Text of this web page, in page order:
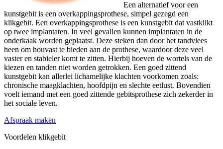
Een alternatief voor een
kunstgebit is een overkappingsprothese, simpel gezegd een
klikgebit. Een overkappingsprothese is een kunstgebit dat vastklikt
op twee implantaten. In veel gevallen kunnen implantaten in de
onderkaak worden geplaatst. Deze steken dan door het tandvlees
heen om houvast te bieden aan de prothese, waardoor deze veel
vaster en stabieler komt te zitten. Hierbij hoeven de wortels van de
kiezen en tanden niet worden getrokken. Een goed zittend
kunstgebit kan allerlei lichamelijke klachten voorkomen zoals:
chronische maagklachten, hoofdpijn en slechte eetlust. Bovendien
voelt iemand met een goed zittende gebitsprothese zich zekerder in
het sociale leven.
Afspraak maken
Voordelen klikgebit